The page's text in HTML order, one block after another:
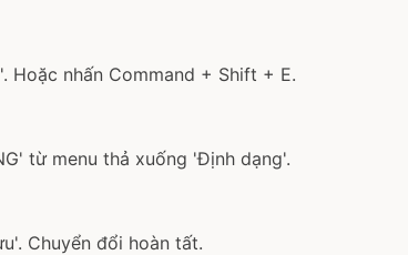
Hoặc nhấn Command + Shift + E.
từ menu thả xuống 'Định dạng'.
Chuyển đổi hoàn tất.